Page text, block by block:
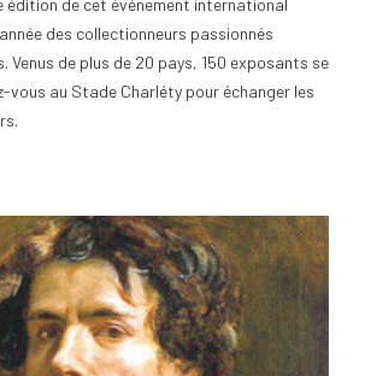
édition de cet événement international
des collectionneurs passionnés
Venus de plus de 20 pays, 150 exposants se
vous au Stade Charléty pour échanger les